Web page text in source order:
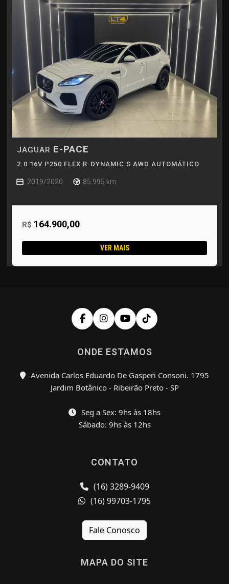
JAGUAR E-PACE
2.0 16V P250 FLEX R-DYNAMIC S AWD AUTOMÁTICO
2019/2020 85.995 km
R$ 164.900,00
VER MAIS
ONDE ESTAMOS
Avenida Carlos Eduardo De Gasperi Consoni. 1795
Jardim Botânico - Ribeirão Preto - SP
Seg a Sex: 9hs às 18hs
Sábado: 9hs às 12hs
CONTATO
(16) 3289-9409
(16) 99703-1795
Fale Conosco
MAPA DO SITE